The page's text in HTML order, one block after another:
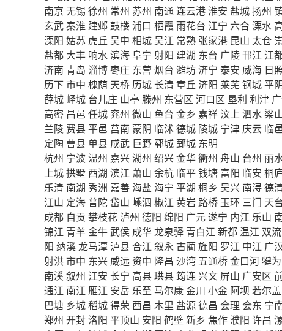
南京 无锡 徐州 常州 苏州 南通连云港淮安 盐城扬州
玄武秦淮 建邺鼓楼 浦口 栖霞 雨花台 江宁 六合 溧水
溧阳 姑苏 虎丘 吴中 相城吴江 常熟 张家港 昆山 太仓
盐都 大丰 响水滨海阜宁 射阳 建湖 东台 广陵邗江 江
济南 青岛 淄博枣庄 东营 烟台 潍坊济宁 泰安 威海 日
历下市中 槐荫 天桥 历城 长清章丘 济阳 莱芜钢城平
薛城 峄城 台儿庄 山亭 滕州 东营区 河口区 垦利 利津
高密 昌邑 任城 兖州 微山 鱼台 金乡 嘉祥 汶上 泗水 梁
兰陵 费县平邑 莒南 蒙阴 临沭德城 陵城 宁津 庆云 临
定陶 曹县单县 成武 巨野 郓城 鄄城 东明
杭州 宁波 温州 嘉兴湖州 绍兴金华衢州 舟山 台州 丽
上城拱墅 西湖 滨江 萧山 余杭 临平钱塘 富阳 临安 桐
乐清 南湖 秀洲 嘉善 海盐 海宁 平湖 桐乡 吴兴 南浔德
江山 定海普陀 岱山 嵊泗 椒江 黄岩 路桥 玉环 三门 天
成都 自贡 攀枝花 泸州 德阳 绵阳 广元遂宁 内江 乐山
锦江 青羊金牛武侯 成华龙泉驿 青白江 新都 温江 双流
阳 纳溪龙马潭 泸县合江 叙永古蔺旌阳 罗江 中江 广
射洪市中 东兴 威远 资中 隆昌 沙湾 五通桥金口河犍为
南溪叙州 江安 长宁 高县珙县筠连兴文 屏山 广安区
通江 南江 雁江 安岳 乐至 马尔康金川 小金 阿坝 若尔盖
巴塘 乡城稻城得荣 西昌 木里 盐源德昌 会理 会东 宁
郑州 开封洛阳 平顶山 安阳 鹤壁新乡 焦作濮阳 许昌